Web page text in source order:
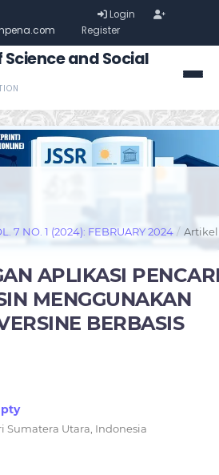
Login
Register
and Social
7 NO. 1 (2024): FEBRUARY 2024 / Artikel
APLIKASI
MENGGUNAKAN
BERBASIS
Sumatera Utara, Indonesia